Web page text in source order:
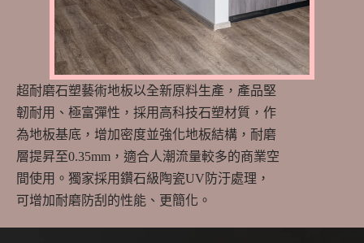
超耐磨石塑藝術地板以全新原料生產，產品堅
韌耐用、極富彈性，採用高科技石塑材質，作
為地板基底，增加密度並強化地板結構，耐磨
層提昇至0.35mm，適合人潮流量較多的商業空
間使用。獨家採用鑽石級陶瓷UV防汙處理，
可增加耐磨防刮的性能、更簡化。